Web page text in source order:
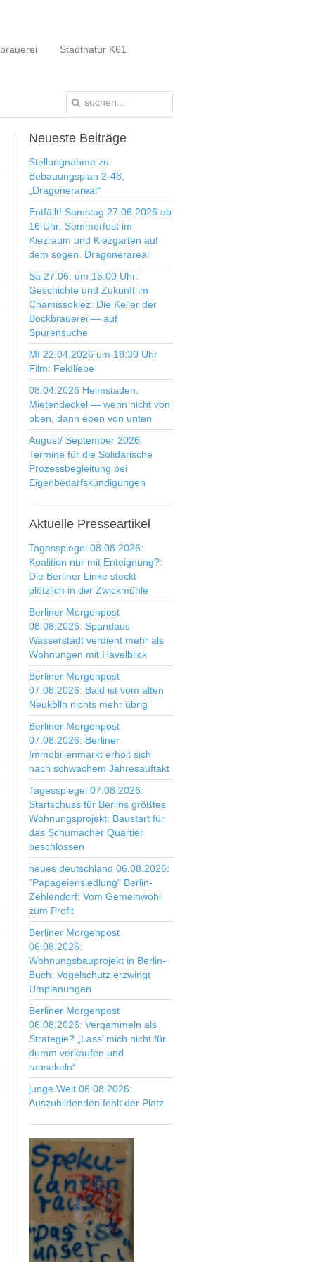
Stadtnatur K61
Neueste Beiträge
Stellungnahme zu
Bebauungsplan 2-48,
„Dragonerareal“
Entfällt! Samstag 27.06.2026 ab
16 Uhr: Sommerfest im
Kiezraum und Kiezgarten auf
dem sogen. Dragonerareal
Sa 27.06. um 15.00 Uhr:
Geschichte und Zukunft im
Chamissokiez: Die Keller der
Bockbrauerei — auf
Spurensuche
MI 22.04.2026 um 18:30 Uhr
Film: Feldliebe
08.04.2026 Heimstaden:
Mietendeckel — wenn nicht von
oben, dann eben von unten
August/ September 2026:
Termine für die Solidarische
Prozessbegleitung bei
Eigenbedarfskündigungen
Aktuelle Presseartikel
Tagesspiegel 08.08.2026:
Koalition nur mit Enteignung?:
Die Berliner Linke steckt
plötzlich in der Zwickmühle
Berliner Morgenpost
08.08.2026: Spandaus
Wasserstadt verdient mehr als
Wohnungen mit Havelblick
Berliner Morgenpost
07.08.2026: Bald ist vom alten
Neukölln nichts mehr übrig
Berliner Morgenpost
07.08.2026: Berliner
Immobilienmarkt erholt sich
nach schwachem Jahresauftakt
Tagesspiegel 07.08.2026:
Startschuss für Berlins größtes
Wohnungsprojekt: Baustart für
das Schumacher Quartier
beschlossen
neues deutschland 06.08.2026:
"Papageiensiedlung" Berlin-
Zehlendorf: Vom Gemeinwohl
zum Profit
Berliner Morgenpost
06.08.2026:
Wohnungsbauprojekt in Berlin-
Buch: Vogelschutz erzwingt
Umplanungen
Berliner Morgenpost
06.08.2026: Vergammeln als
Strategie? „Lass’ mich nicht für
dumm verkaufen und
rausekeln“
junge Welt 06.08.2026:
Auszubildenden fehlt der Platz